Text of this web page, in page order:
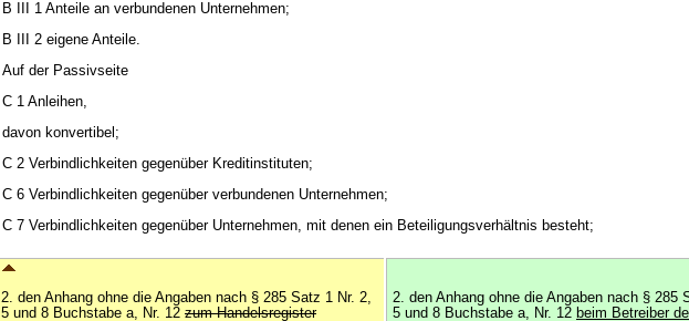
B III 1 Anteile an verbundenen Unternehmen;
B III 2 eigene Anteile.
Auf der Passivseite
C 1 Anleihen,
davon konvertibel;
C 2 Verbindlichkeiten gegenüber Kreditinstituten;
C 6 Verbindlichkeiten gegenüber verbundenen Unternehmen;
C 7 Verbindlichkeiten gegenüber Unternehmen, mit denen ein Beteiligungsverhältnis besteht;
2. den Anhang ohne die Angaben nach § 285 Satz 1 Nr. 2,
5 und 8 Buchstabe a, Nr. 12 zum Handelsregister
2. den Anhang ohne die Angaben nach § 285
5 und 8 Buchstabe a, Nr. 12 beim Betreiber